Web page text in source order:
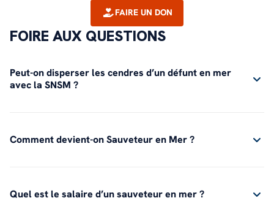
FAIRE UN DON
FOIRE AUX QUESTIONS
Peut-on disperser les cendres d’un défunt en mer
avec la SNSM ?
Comment devient-on Sauveteur en Mer ?
Quel est le salaire d’un sauveteur en mer ?